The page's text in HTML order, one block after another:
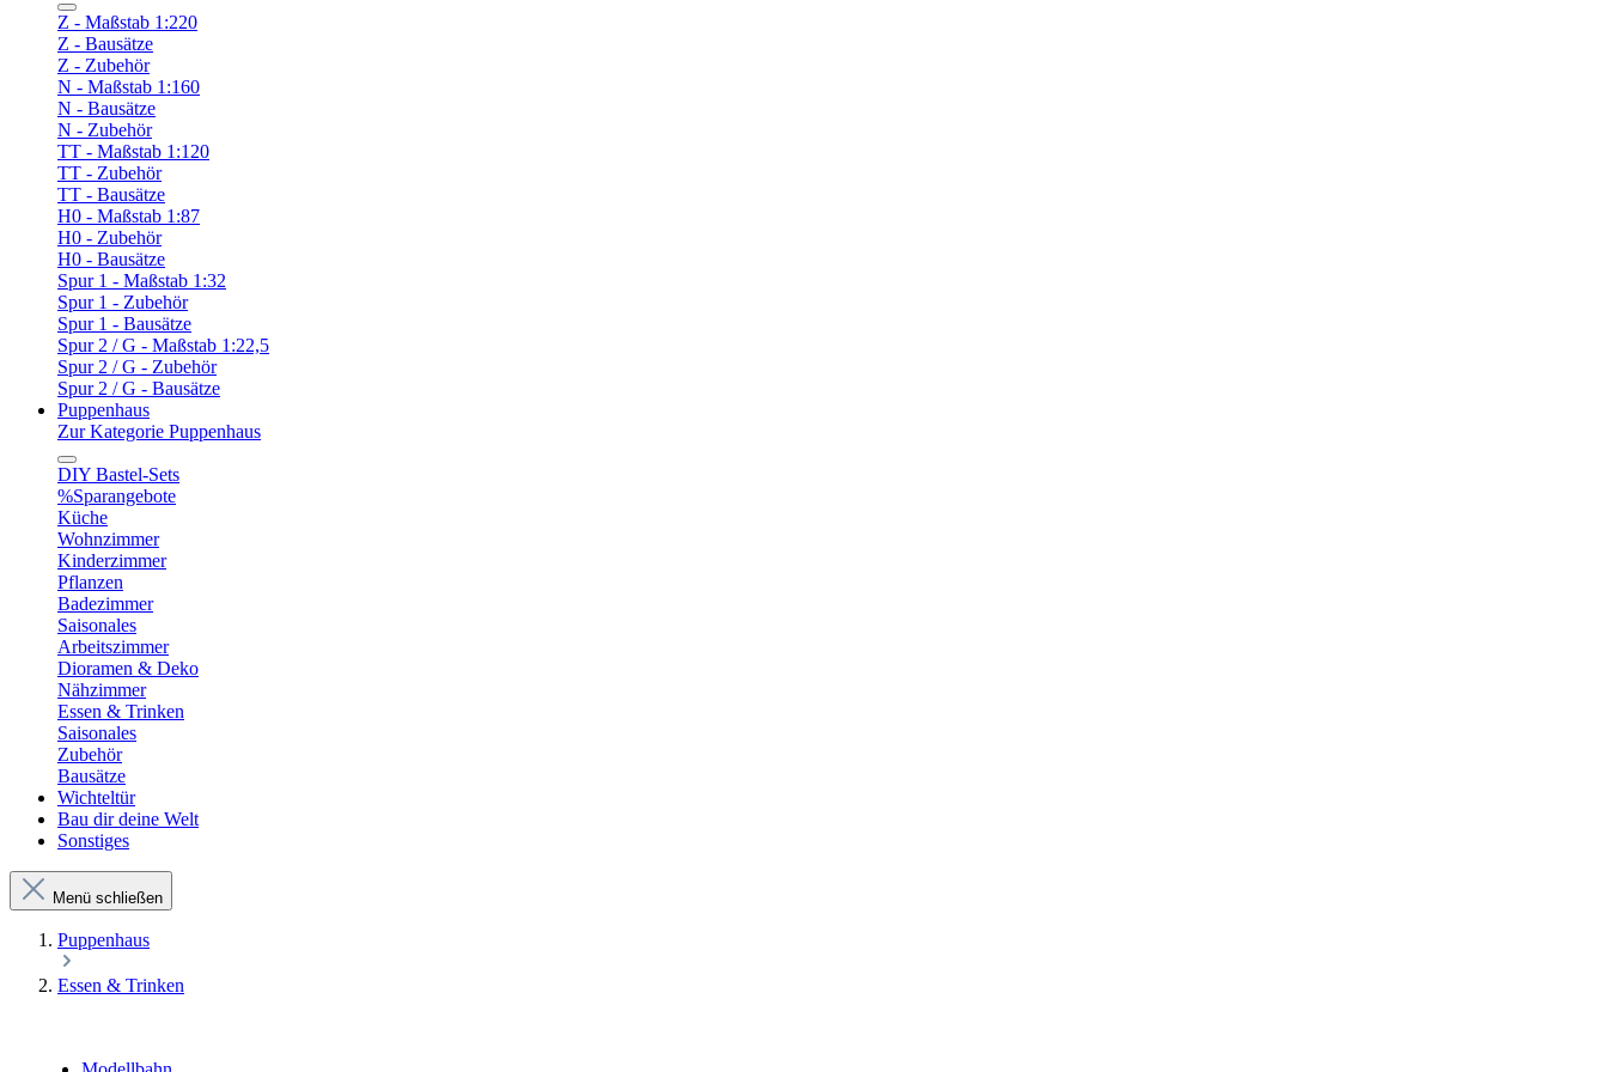
Z - Maßstab 1:220
Z - Bausätze
Z - Zubehör
N - Maßstab 1:160
N - Bausätze
N - Zubehör
TT - Maßstab 1:120
TT - Zubehör
TT - Bausätze
H0 - Maßstab 1:87
H0 - Zubehör
H0 - Bausätze
Spur 1 - Maßstab 1:32
Spur 1 - Zubehör
Spur 1 - Bausätze
Spur 2 / G - Maßstab 1:22,5
Spur 2 / G - Zubehör
Spur 2 / G - Bausätze
Puppenhaus
Zur Kategorie Puppenhaus
DIY Bastel-Sets
%Sparangebote
Küche
Wohnzimmer
Kinderzimmer
Pflanzen
Badezimmer
Saisonales
Arbeitszimmer
Dioramen & Deko
Nähzimmer
Essen & Trinken
Saisonales
Zubehör
Bausätze
Wichteltür
Bau dir deine Welt
Sonstiges
Menü schließen
Puppenhaus
Essen & Trinken